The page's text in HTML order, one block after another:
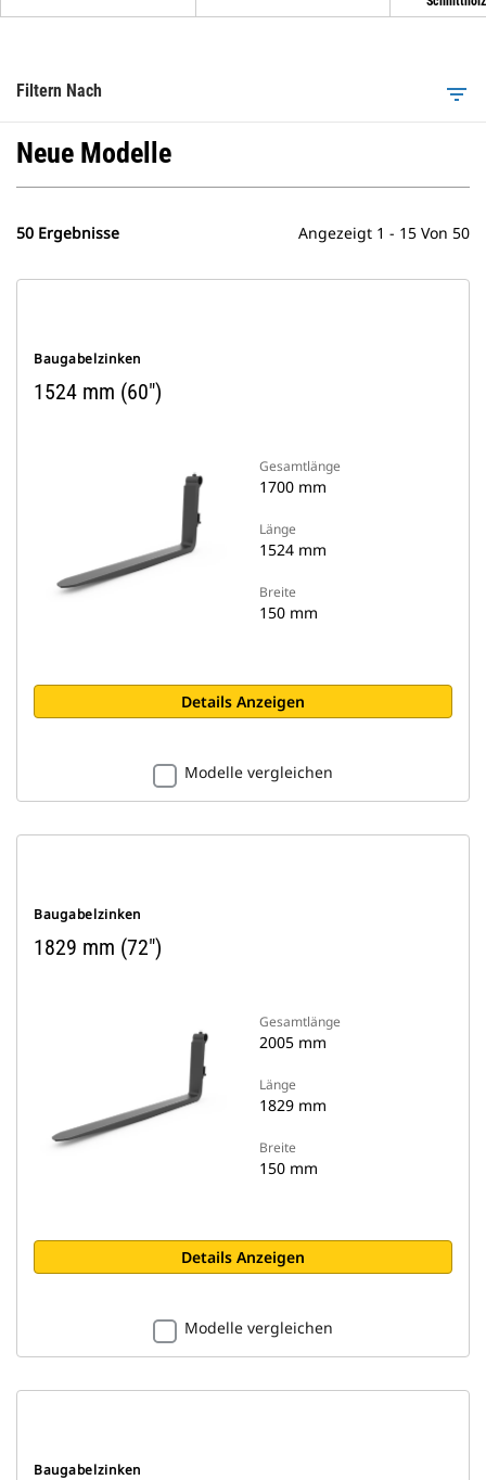
Filtern Nach filter_list
Neue Modelle
50 Ergebnisse Angezeigt 1 - 15 Von 50
Baugabelzinken
1524 mm (60")
Gesamtlänge
1700 mm
Länge
1524 mm
Breite
150 mm
Details Anzeigen
Modelle vergleichen
Baugabelzinken
1829 mm (72″)
Gesamtlänge
2005 mm
Länge
1829 mm
Breite
150 mm
Details Anzeigen
Modelle vergleichen
Baugabelzinken